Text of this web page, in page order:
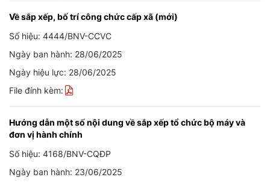
Về sắp xếp, bố trí công chức cấp xã (mới)
Số hiệu: 4444/BNV-CCVC
Ngày ban hành: 28/06/2025
Ngày hiệu lực: 28/06/2025
File đính kèm:
Hướng dẫn một số nội dung về sắp xếp tổ chức bộ máy và
đơn vị hành chính
Số hiệu: 4168/BNV-CQĐP
Ngày ban hành: 23/06/2025